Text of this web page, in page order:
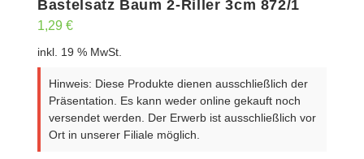
Bastelsatz Baum 2-Riller 3cm 872/1
1,29 €
inkl. 19 % MwSt.
Hinweis: Diese Produkte dienen ausschließlich der
Präsentation. Es kann weder online gekauft noch
versendet werden. Der Erwerb ist ausschließlich vor
Ort in unserer Filiale möglich.